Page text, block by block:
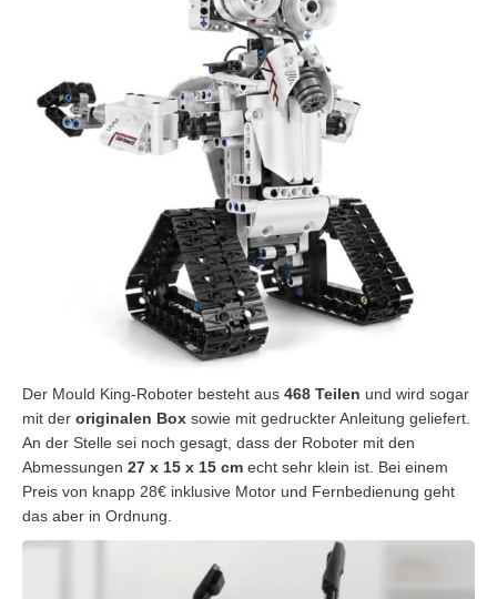
Der Mould King-Roboter besteht aus 468 Teilen und wird sogar
mit der originalen Box sowie mit gedruckter Anleitung geliefert.
An der Stelle sei noch gesagt, dass der Roboter mit den
Abmessungen 27 x 15 x 15 cm echt sehr klein ist. Bei einem
Preis von knapp 28€ inklusive Motor und Fernbedienung geht
das aber in Ordnung.